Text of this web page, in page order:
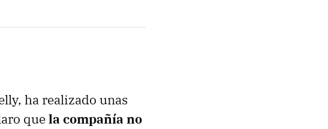
ha realizado unas
quela compañía no